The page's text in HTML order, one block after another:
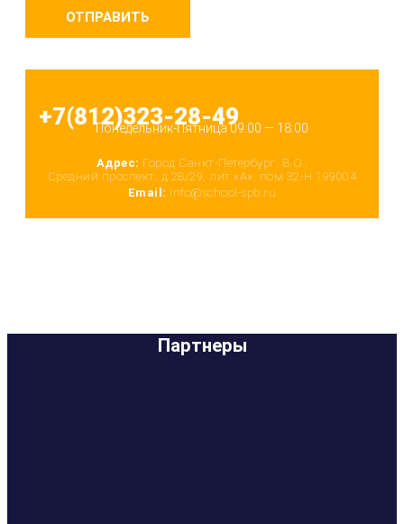
ОТПРАВИТЬ
+7(812)323-28-49
Понедельник-Пятница 09:00 — 18:00
Адрес: Город Санкт-Петербург, В.О.,
Средний проспект, д 28/29, лит «А», пом 32-Н 199004
Email: info@school-spb.ru
Партнеры